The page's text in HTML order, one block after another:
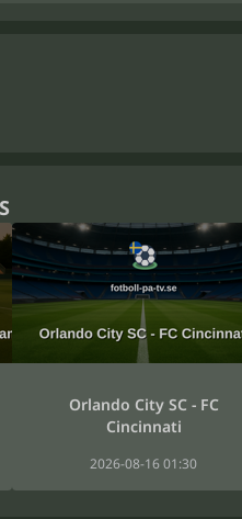
Orlando City SC - FC
Cincinnati
2026-08-16 01:30